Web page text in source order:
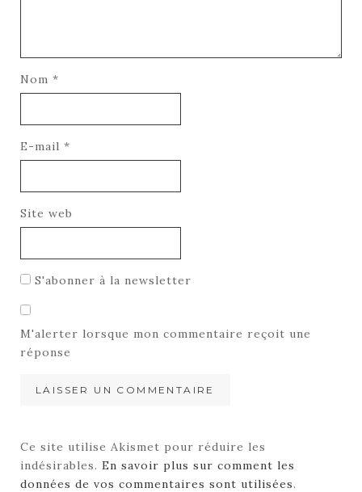
Nom *
E-mail *
Site web
S'abonner à la newsletter
M'alerter lorsque mon commentaire reçoit une
réponse
Ce site utilise Akismet pour réduire les
indésirables. En savoir plus sur comment les
données de vos commentaires sont utilisées.